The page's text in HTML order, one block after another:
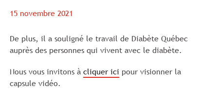
15 novembre 2021
De plus, il a souligné le travail de Diabète Québec
auprès des personnes qui vivent avec le diabète.
Nous vous invitons à cliquer ici pour visionner la
capsule vidéo.